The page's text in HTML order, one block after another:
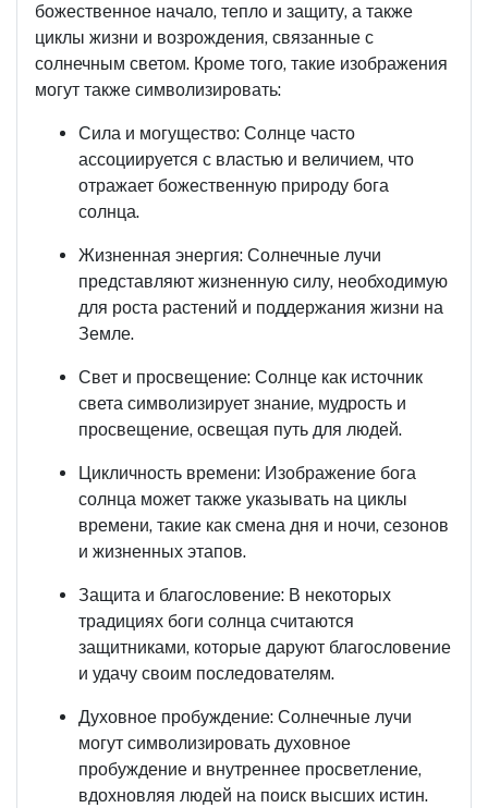
божественное начало, тепло и защиту, а также
циклы жизни и возрождения, связанные с
солнечным светом. Кроме того, такие изображения
могут также символизировать:
Сила и могущество: Солнце часто
ассоциируется с властью и величием, что
отражает божественную природу бога
солнца.
Жизненная энергия: Солнечные лучи
представляют жизненную силу, необходимую
для роста растений и поддержания жизни на
Земле.
Свет и просвещение: Солнце как источник
света символизирует знание, мудрость и
просвещение, освещая путь для людей.
Цикличность времени: Изображение бога
солнца может также указывать на циклы
времени, такие как смена дня и ночи, сезонов
и жизненных этапов.
Защита и благословение: В некоторых
традициях боги солнца считаются
защитниками, которые даруют благословение
и удачу своим последователям.
Духовное пробуждение: Солнечные лучи
могут символизировать духовное
пробуждение и внутреннее просветление,
вдохновляя людей на поиск высших истин.